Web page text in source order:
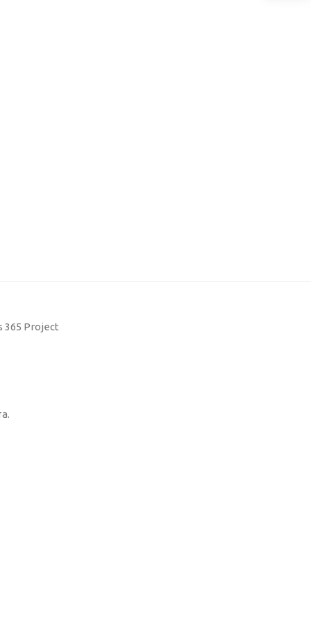
365 Project